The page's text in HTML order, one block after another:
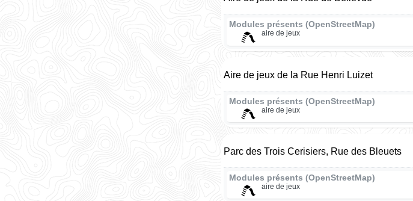
Modules présents (OpenStreetMap)
aire de jeux
Aire de jeux de la Rue Henri Luizet
Modules présents (OpenStreetMap)
aire de jeux
Parc des Trois Cerisiers, Rue des Bleuets
Modules présents (OpenStreetMap)
aire de jeux